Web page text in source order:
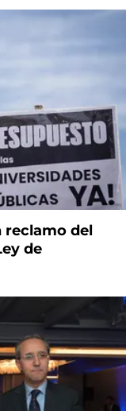
reclamo del
de